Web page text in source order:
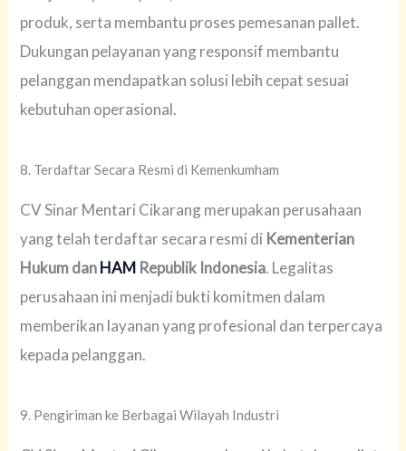
produk, serta membantu proses pemesanan pallet.
Dukungan pelayanan yang responsif membantu
pelanggan mendapatkan solusi lebih cepat sesuai
kebutuhan operasional.
8. Terdaftar Secara Resmi di Kemenkumham
CV Sinar Mentari Cikarang merupakan perusahaan
yang telah terdaftar secara resmi di Kementerian
Hukum danHAM Republik Indonesia. Legalitas
perusahaan ini menjadi bukti komitmen dalam
memberikan layanan yang profesional dan terpercaya
kepada pelanggan.
9. Pengiriman ke Berbagai Wilayah Industri